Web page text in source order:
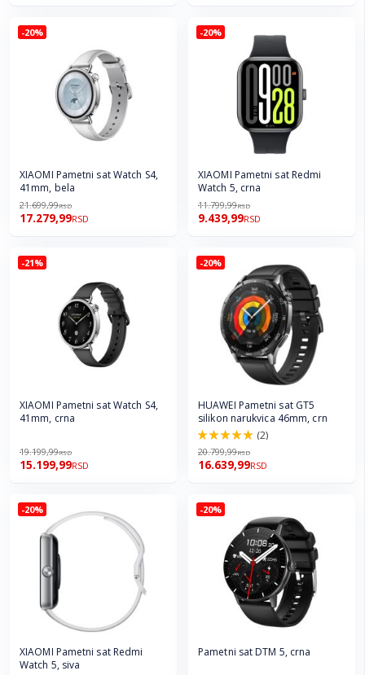
-20%
XIAOMI Pametni sat Watch S4,
41mm, bela
21.699,99RSD
17.279,99RSD
-20%
XIAOMI Pametni sat Redmi
Watch 5, crna
11.799,99RSD
9.439,99RSD
-21%
XIAOMI Pametni sat Watch S4,
41mm, crna
19.199,99RSD
15.199,99RSD
-20%
HUAWEI Pametni sat GT5
silikon narukvica 46mm, crn
100.0%
(2)
20.799,99RSD
16.639,99RSD
-20%
XIAOMI Pametni sat Redmi
Watch 5, siva
-20%
Pametni sat DTM 5, crna